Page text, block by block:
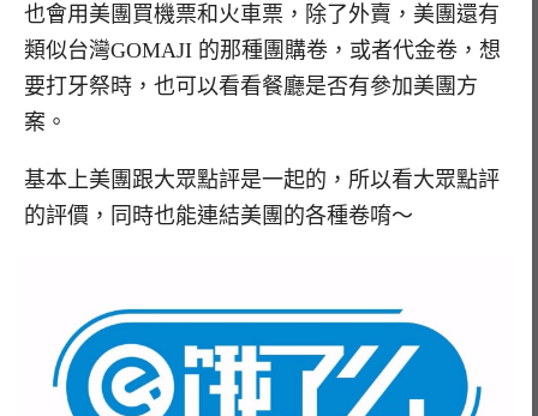
也會用美團買機票和火車票，除了外賣，美團還有
類似台灣GOMAJI 的那種團購卷，或者代金卷，想
要打牙祭時，也可以看看餐廳是否有參加美團方
案。
基本上美團跟大眾點評是一起的，所以看大眾點評
的評價，同時也能連結美團的各種卷唷～